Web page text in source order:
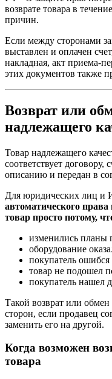
возврате товара в
причин.
Если между сторонами
выставлен и оплачен
накладная, акт приема-
этих документов также
Возврат или
надлежащего
Товар надлежащего
соответствует
описанию и передан в
Для юридических лиц и
автоматического
товар просто потому,
изменились планы
оборудование
покупатель
товар не подошел
покупатель нашел
Такой возврат или
сторон, если продавец
заменить его на другой.
Когда возможен
товара